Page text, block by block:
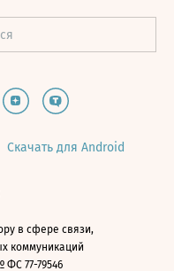
Скачать для Android
в сфере связи,
коммуникаций
ФС 77-79546